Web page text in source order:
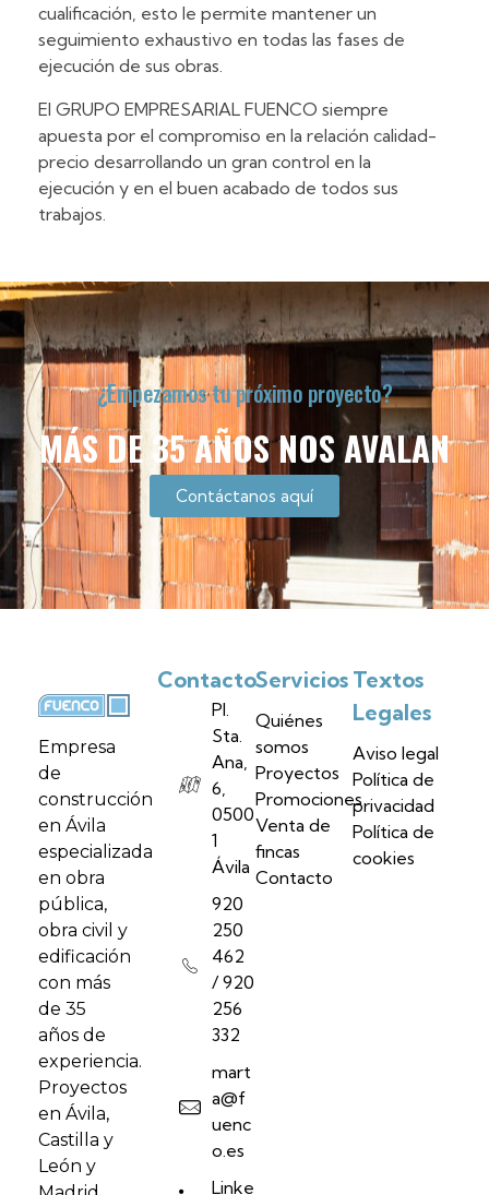
cualificación, esto le permite mantener un
seguimiento exhaustivo en todas las fases de
ejecución de sus obras.
El GRUPO EMPRESARIAL FUENCO siempre
apuesta por el compromiso en la relación calidad-
precio desarrollando un gran control en la
ejecución y en el buen acabado de todos sus
trabajos.
¿Empezamos tu próximo proyecto?
MÁS DE 35 AÑOS NOS AVALAN
Contáctanos aquí
Empresa
de
construcción
en Ávila
especializada
en obra
pública,
obra civil y
edificación
con más
de 35
años de
experiencia.
Proyectos
en Ávila,
Castilla y
León y
Contacto
Pl.
Sta.
Ana,
6,
0500
1
Ávila
920
250
462
/ 920
256
332
mart
a@f
uenc
o.es
Linke
Servicios
Quiénes
somos
Proyectos
Promociones
Venta de
fincas
Contacto
Textos
Legales
Aviso legal
Política de
privacidad
Política de
cookies